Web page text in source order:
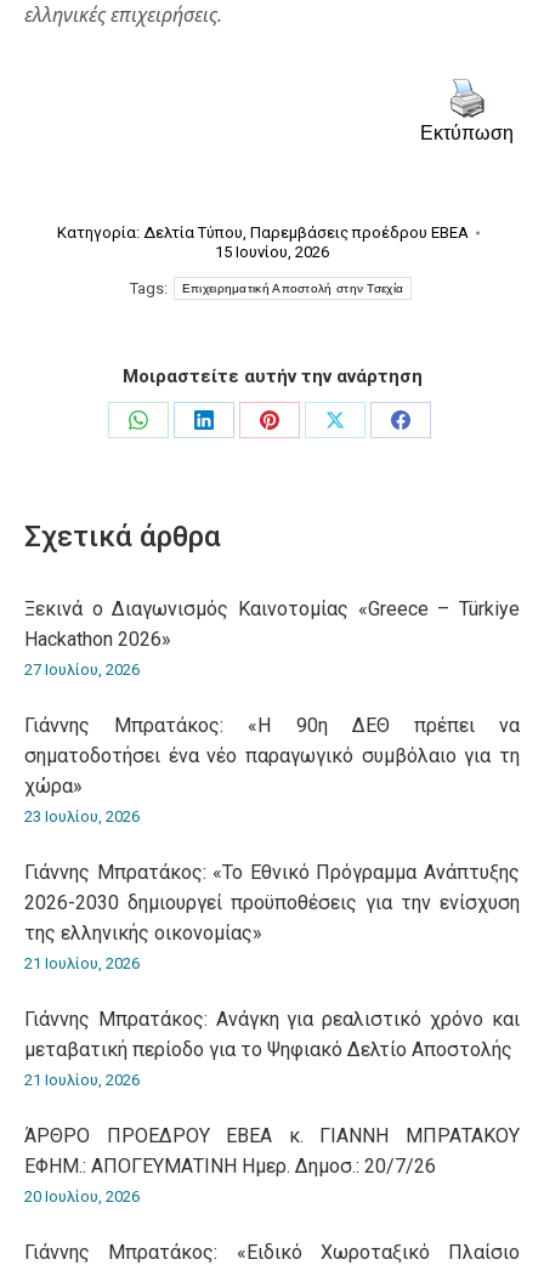
ελληνικές επιχειρήσεις.
Εκτύπωση
Κατηγορία: Δελτία Τύπου, Παρεμβάσεις προέδρου ΕΒΕΑ
15 Ιουνίου, 2026
Tags:
Επιχειρηματική Αποστολή στην Τσεχία
Μοιραστείτε αυτήν την ανάρτηση
Share
Share
Share
Share
Share
Σχετικά άρθρα
Ξεκινά ο Διαγωνισμός Καινοτομίας «Greece – Türkiye
Hackathon 2026»
27 Ιουλίου, 2026
Γιάννης Μπρατάκος: «Η 90η ΔΕΘ πρέπει να
σηματοδοτήσει ένα νέο παραγωγικό συμβόλαιο για τη
χώρα»
23 Ιουλίου, 2026
Γιάννης Μπρατάκος: «Το Εθνικό Πρόγραμμα Ανάπτυξης
2026-2030 δημιουργεί προϋποθέσεις για την ενίσχυση
της ελληνικής οικονομίας»
21 Ιουλίου, 2026
Γιάννης Μπρατάκος: Ανάγκη για ρεαλιστικό χρόνο και
μεταβατική περίοδο για το Ψηφιακό Δελτίο Αποστολής
21 Ιουλίου, 2026
ΆΡΘΡΟ ΠΡΟΕΔΡΟΥ ΕΒΕΑ κ. ΓΙΑΝΝΗ ΜΠΡΑΤΑΚΟΥ
ΕΦΗΜ.: ΑΠΟΓΕΥΜΑΤΙΝΗ Ημερ. Δημοσ.: 20/7/26
20 Ιουλίου, 2026
Γιάννης Μπρατάκος: «Ειδικό Χωροταξικό Πλαίσιο